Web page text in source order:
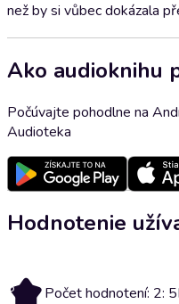
než by si vůbec dokázala
Ako audioknihu
Počúvajte pohodlne na
Audioteka
Hodnotenie
5 Počet hodnotení: 2: 5